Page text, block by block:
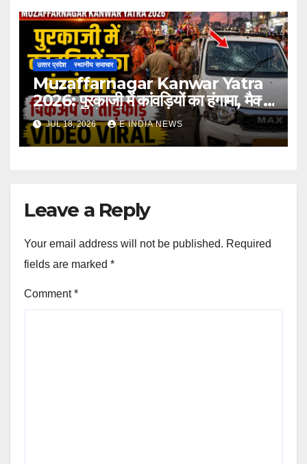
उत्‍तर प्रदेश स्थानीय समाचार
Muzaffarnagar Kanwar Yatra
2026: पुरकाजी में कांवड़ियों का हंगामा, मैक्स
पिकअप में तोड़फोड़
JUL 18, 2026 E INDIA NEWS
Leave a Reply
Your email address will not be published. Required
fields are marked *
Comment*